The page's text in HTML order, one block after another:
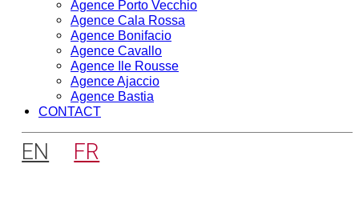
Agence Porto Vecchio
Agence Cala Rossa
Agence Bonifacio
Agence Cavallo
Agence Ile Rousse
Agence Ajaccio
Agence Bastia
CONTACT
EN FR